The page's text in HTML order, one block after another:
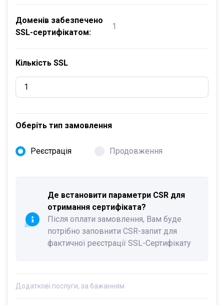
Доменів забезпечено
SSL-сертифікатом:
1
Кількість SSL
Оберіть тип замовлення
Реєстрація Продовження
Де встановити параметри CSR для
отримання сертифіката?
Після оплати замовлення, Вам буде
потрібно заповнити CSR-запит для
фактичної реєстрації SSL-Сертифікату
Додаткові послуги, за бажанням